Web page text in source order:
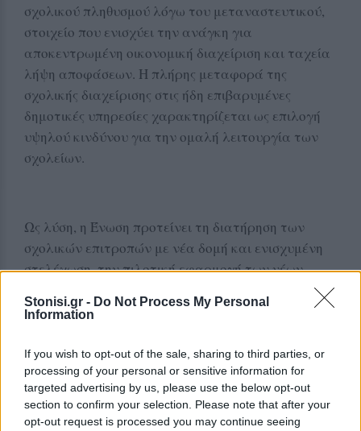
Stonisi.gr - Do Not Process My Personal
Information
If you wish to opt-out of the sale, sharing to third parties, or
processing of your personal or sensitive information for
targeted advertising by us, please use the below opt-out
section to confirm your selection. Please note that after your
opt-out request is processed you may continue seeing
σχολικού πληθυσμού λόγω του μεταναστευτικού,
στοιχείο που ενισχύει την ανάγκη για
αποκεντρωμένη οικονομική διαχείριση και ταχεία
λήψη αποφάσεων. Η πλήρης μεταφορά της
σχολικής διαχείρισης στις ήδη επιβαρυμένες
δημοτικές υπηρεσίες χαρακτηρίζεται ως επιλογή
υψηλού κινδύνου για την ομαλή λειτουργία των
σχολείων.
Ως λύση, η Ένωση προτείνει τη διατήρηση των
σχολικών επιτροπών με νέα δομή και ενισχυμένη
στελέχωση, την πιλοτική εφαρμογή των νέων
καθεστώτος για τους νησιωτικούς δήμους του
διαφοροποίηση δεν συνιστά προνομιακή
μεταχείριση, αλλά αναγκαία προσαρμογή στις
πραγματικές συνθήκες της νησιωτικότητας και
στην αρχή της αναλογικότητας.